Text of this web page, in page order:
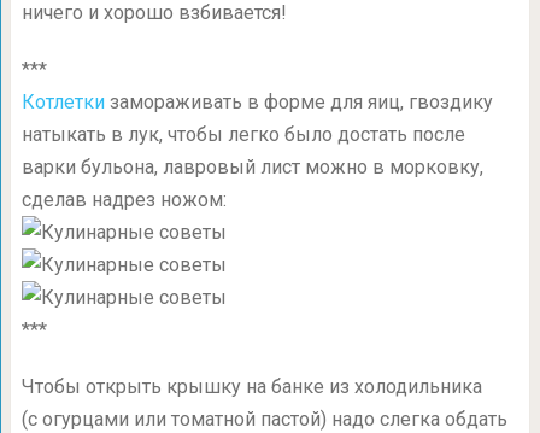
ничего и хорошо взбивается!
***
Котлеткизамораживать в форме для яиц, гвоздику
натыкать в лук, чтобы легко было достать после
варки бульона, лавровый лист можно в морковку,
сделав надрез ножом:
***
Чтобы открыть крышку на банке из холодильника
(с огурцами или томатной пастой) надо слегка обдать